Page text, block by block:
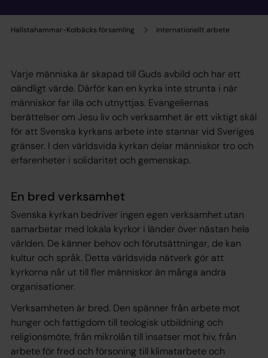
Hallstahammar-Kolbäcks församling Internationellt arbete
Varje människa är skapad till Guds avbild och har ett
oändligt värde. Därför kan en kyrka inte strunta i när
människor far illa och utnyttjas. Evangeliernas
berättelser om Jesu liv och verksamhet är ett viktigt skäl
för att Svenska kyrkans arbete inte stannar vid Sveriges
gränser. I den världsvida kyrkan delar människor tro och
erfarenheter i solidaritet och gemenskap.
En bred verksamhet
Svenska kyrkan bedriver ingen egen verksamhet utan
samarbetar med lokala kyrkor i länder över nästan hela
världen. De känner behov och förutsättningar, de kan
kultur och språk. Detta världsvida nätverk gör att
kyrkorna når ut till fler människor än många andra
organisationer.
Verksamheten är bred. Den spänner från arbete mot
hunger och fattigdom till teologisk utbildning och
religionsmöte, från mikrolån till insatser mot hiv, från
arbete för fred och försoning till klimatarbete och